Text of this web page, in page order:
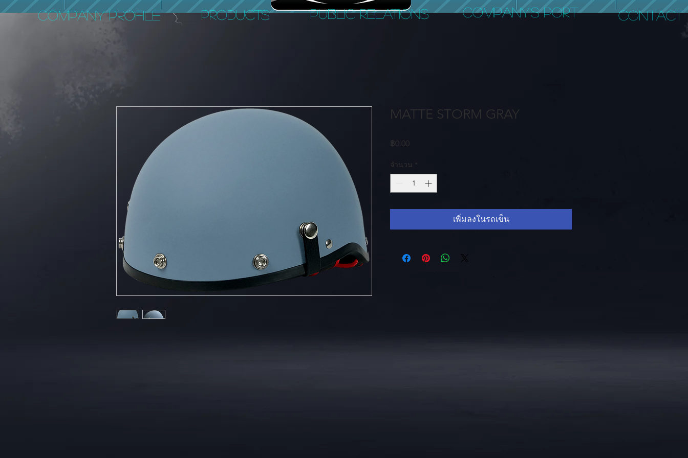
COMPANY PROFILE PRODUCTS PUBLIC RELATIONS COMPANY'S PORT CONTACT
MATTE STORM GRAY
฿0.00ราคา
จำนวน *
เพิ่มลงในรถเข็น